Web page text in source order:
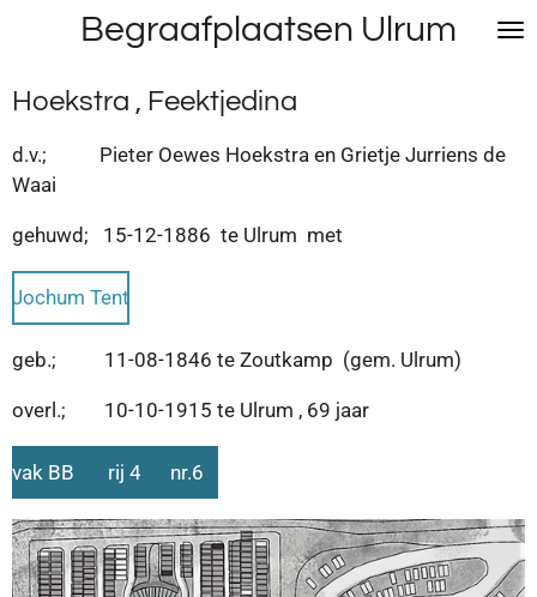
naar
de
hoofdinhoud
Begraafplaatsen Ulrum
Hoekstra , Feektjedina
d.v.; Pieter Oewes Hoekstra en Grietje Jurriens de
Waai
gehuwd; 15-12-1886 te Ulrum met
Jochum Tent
geb.; 11-08-1846 te Zoutkamp (gem. Ulrum)
overl.; 10-10-1915 te Ulrum , 69 jaar
vak BB rij 4 nr.6